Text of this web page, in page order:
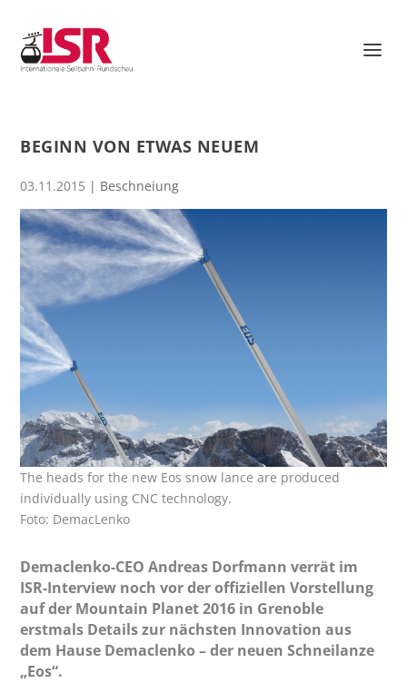
BEGINN VON ETWAS NEUEM
03.11.2015 | Beschneiung
The heads for the new Eos snow lance are produced
individually using CNC technology.
Foto: DemacLenko
Demaclenko-CEO Andreas Dorfmann verrät im
ISR-Interview noch vor der offiziellen Vorstellung
auf der Mountain Planet 2016 in Grenoble
erstmals Details zur nächsten Innovation aus
dem Hause Demaclenko – der neuen Schneilanze
„Eos“.